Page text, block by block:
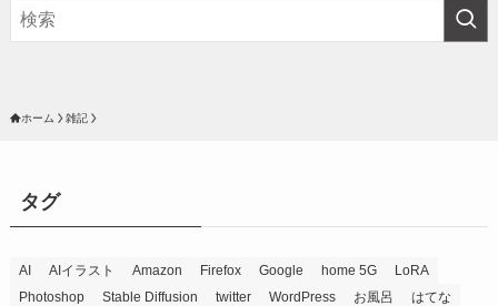
ホーム 雑記
タグ
AI AIイラスト Amazon Firefox Google home 5G
LoRA
Photoshop
Stable Diffusion twitter WordPress お風呂
はてな